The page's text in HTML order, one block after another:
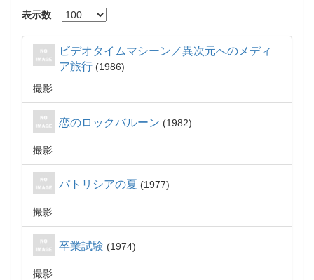
表示数
ビデオタイムマシーン／異次元へのメディ
ア旅行
1986
撮影
恋のロックバルーン 1982
撮影
パトリシアの夏 1977
撮影
卒業試験 1974
撮影